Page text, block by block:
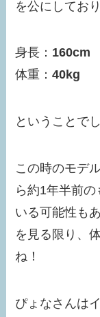
を公にしてお
身長： 160cm
体重：40kg
ということでし
この時のモデ
ら約1年半前
いる可能性も
を見る限り、
ね！
ぴょなさんは